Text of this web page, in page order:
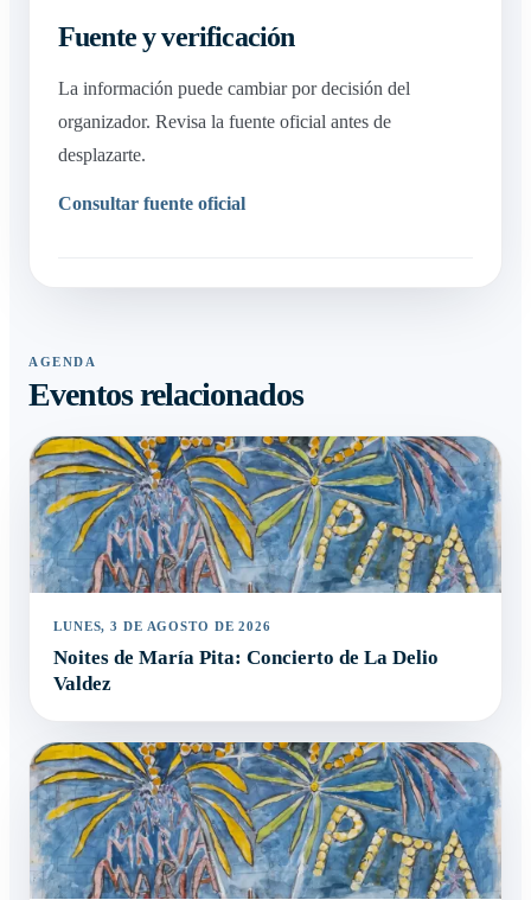
Fuente y verificación
La información puede cambiar por decisión del
organizador. Revisa la fuente oficial antes de
desplazarte.
Consultar fuente oficial
AGENDA
Eventos relacionados
LUNES, 3 DE AGOSTO DE 2026
Noites de María Pita: Concierto de La Delio
Valdez